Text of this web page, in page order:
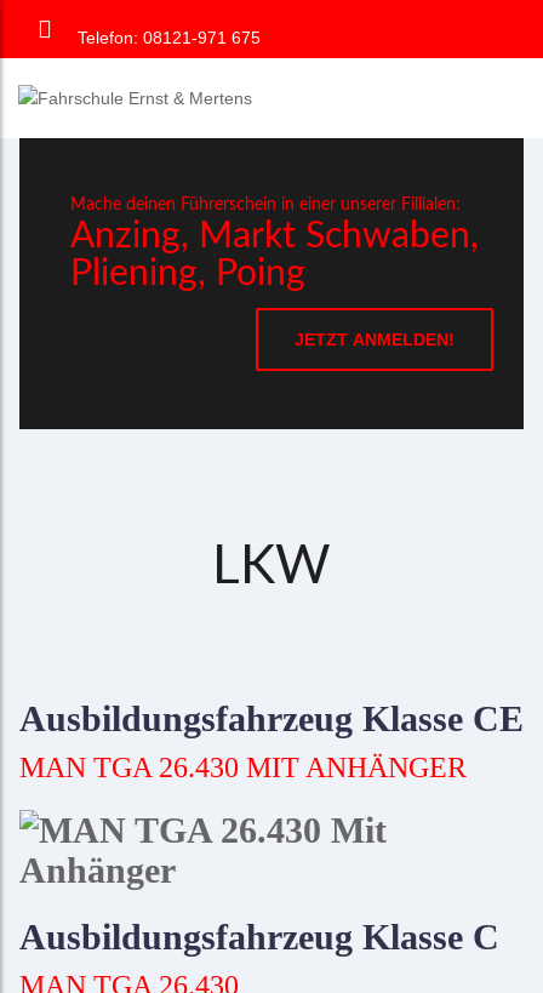
Telefon: 08121-971 675
Mache deinen Führerschein in einer unserer Fillialen:
Anzing, Markt Schwaben,
Pliening, Poing
JETZT ANMELDEN!
LKW
Ausbildungsfahrzeug Klasse CE
MAN TGA 26.430 MIT ANHÄNGER
Ausbildungsfahrzeug Klasse C
MAN TGA 26.430